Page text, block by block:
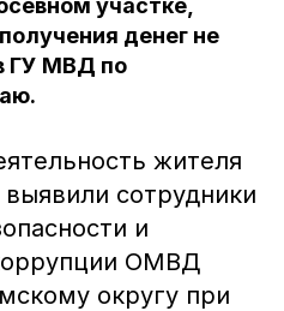
участке,
денег не
ГУ МВД по
жителя
сотрудники
и
ОМВД
округу при